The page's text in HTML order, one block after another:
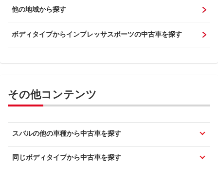
他の地域から探す
ボディタイプからインプレッサスポーツの中古車を探す
その他コンテンツ
スバルの他の車種から中古車を探す
同じボディタイプから中古車を探す